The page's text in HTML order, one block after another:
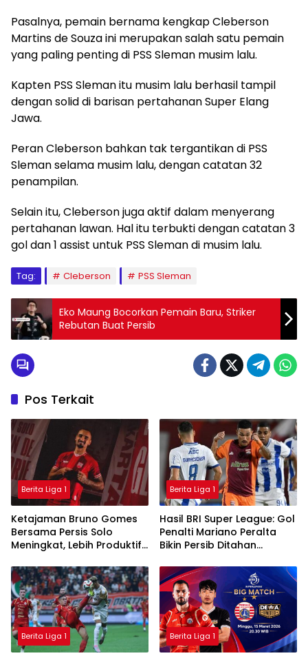
Pasalnya, pemain bernama kengkap Cleberson
Martins de Souza ini merupakan salah satu pemain
yang paling penting di PSS Sleman musim lalu.
Kapten PSS Sleman itu musim lalu berhasil tampil
dengan solid di barisan pertahanan Super Elang
Jawa.
Peran Cleberson bahkan tak tergantikan di PSS
Sleman selama musim lalu, dengan catatan 32
penampilan.
Selain itu, Cleberson juga aktif dalam menyerang
pertahanan lawan. Hal itu terbukti dengan catatan 3
gol dan 1 assist untuk PSS Sleman di musim lalu.
Tag: Cleberson PSS Sleman
Eko Maung Bocorkan Pemain Baru, Striker
Rebutan Buat Persib
Pos Terkait
Berita Liga 1
Ketajaman Bruno Gomes
Bersama Persis Solo
Meningkat, Lebih Produktif
Padang
Berita Liga 1
Hasil BRI Super League: Gol
Penalti Mariano Peralta
Bikin Persib Ditahan
Berita Liga 1 Berita Liga 1